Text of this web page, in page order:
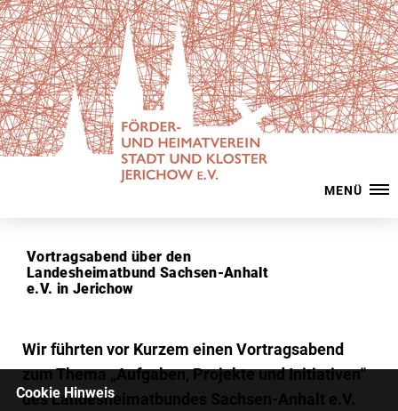
MENÜ
Vortragsabend über den
Landesheimatbund Sachsen-Anhalt
e.V. in Jerichow
Wir führten vor Kurzem einen Vortragsabend
zum Thema „Aufgaben, Projekte und Initiativen“
des Landesheimatbundes Sachsen-Anhalt e.V.
Cookie Hinweis